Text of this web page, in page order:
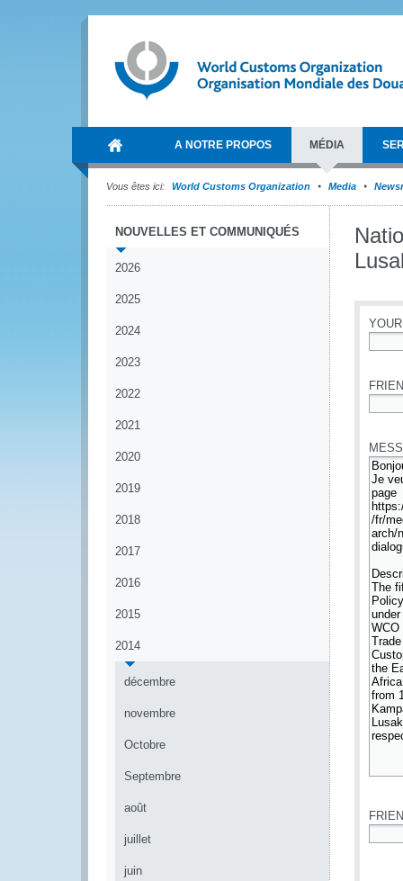
A NOTRE PROPOS MÉDIA
Vous êtes ici: World Customs Organization Media
NOUVELLES ET COMMUNIQUÉS
2026
2025
2024
2023
2022
2021
2020
2019
2018
2017
2016
2015
2014
décembre
novembre
Octobre
Septembre
août
juillet
juin